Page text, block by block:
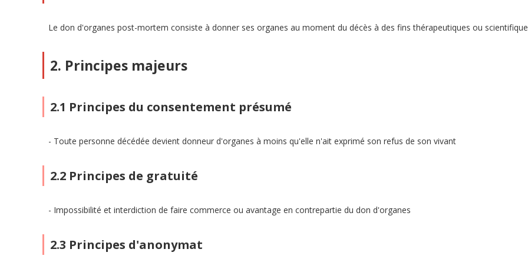
Le don d'organes post-mortem consiste à donner ses organes au moment du décès à des fins thérapeutiques ou
2. Principes majeurs
2.1 Principes du consentement présumé
Toute personne décédée devient donneur d'organes à moins qu'elle n'ait exprimé son refus de son vivant
2.2 Principes de gratuité
Impossibilité et interdiction de faire commerce ou avantage en contrepartie du don d'organes
2.3 Principes d'anonymat